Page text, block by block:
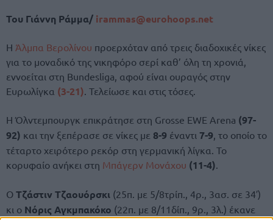
Του Γιάννη Ράμμα/ irammas@eurohoops.net
Η Άλμπα Βερολίνου προερχόταν από τρεις διαδοχικές νίκες
για το μοναδικό της νικηφόρο σερί καθ’ όλη τη χρονιά,
εννοείται στη Bundesliga, αφού είναι ουραγός στην
Ευρωλίγκα (3-21). Τελείωσε και στις τόσες.
Η Όλντεμπουργκ επικράτησε στη Grosse EWE Arena (97-
92) και την ξεπέρασε σε νίκες με 8-9 έναντι 7-9, το οποίο το
τέταρτο χειρότερο ρεκόρ στη γερμανική λίγκα. Το
κορυφαίο ανήκει στη Μπάγερν Μονάχου (11-4).
Ο Τζάστιν Τζαουόρσκι (25π. με 5/8τρίπ., 4ρ., 3ασ. σε 34′)
κι ο Νόρις Αγκμπακόκο (22π. με 8/11δίπ., 9ρ., 3λ.) έκανε